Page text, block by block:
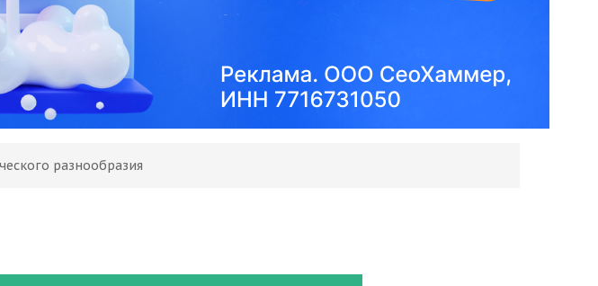
разнообразия